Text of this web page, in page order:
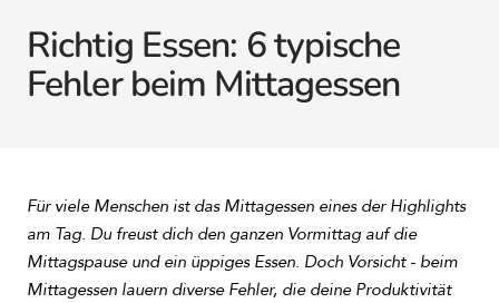
Richtig Essen: 6 typische
Fehler beim Mittagessen
Für viele Menschen ist das Mittagessen eines der Highlights
am Tag. Du freust dich den ganzen Vormittag auf die
Mittagspause und ein üppiges Essen. Doch Vorsicht - beim
Mittagessen lauern diverse Fehler, die deine Produktivität